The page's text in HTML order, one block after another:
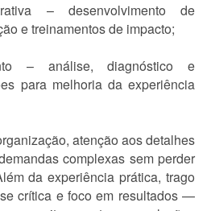
– desenvolvimento de
e treinamentos de impacto;
– análise, diagnóstico e
para melhoria da experiência
atenção aos detalhes
complexas sem perder
da experiência prática, trago
crítica e foco em resultados —